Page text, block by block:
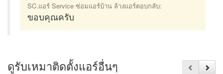
SC.แอร์ Service ซ่อมแอร์บ้าน ล้างแอร์ตอบกลับ:
ขอบคุณครับ
ดูรับเหมาติดตั้งแอร์อื่นๆ